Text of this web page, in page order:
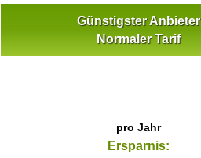
Günstigster Anbieter
Normaler Tarif
pro Jahr
Ersparnis: